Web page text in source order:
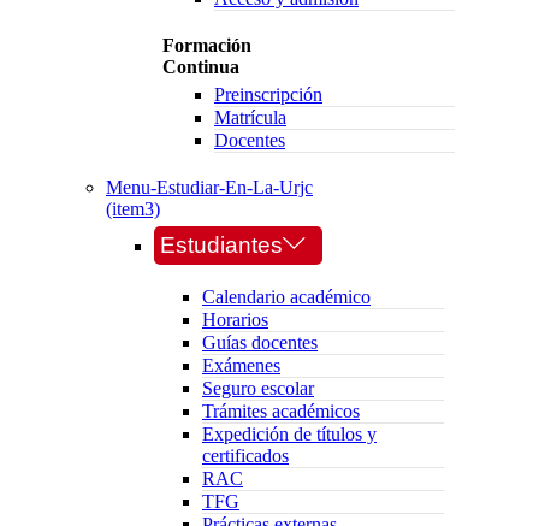
Formación
Continua
Preinscripción
Matrícula
Docentes
Menu-Estudiar-En-La-Urjc
(item3)
Estudiantes
Calendario académico
Horarios
Guías docentes
Exámenes
Seguro escolar
Trámites académicos
Expedición de títulos y
certificados
RAC
TFG